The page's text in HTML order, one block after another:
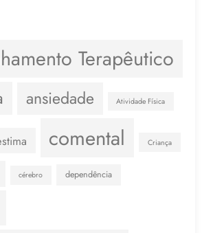
Terapêutico
ansiedade Atividade Física
comental Criança
cérebro dependência